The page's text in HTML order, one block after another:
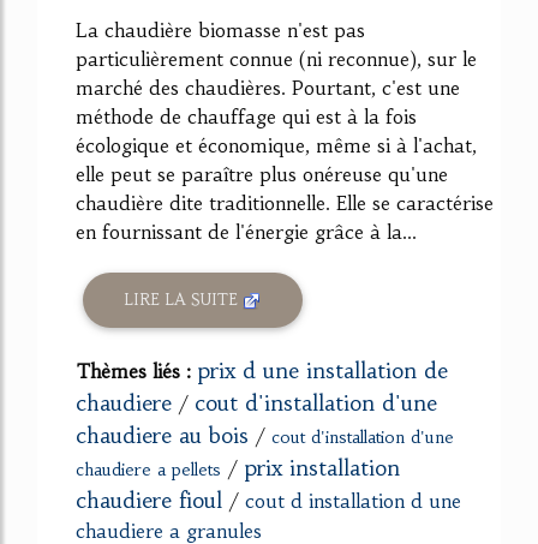
La chaudière biomasse n'est pas
particulièrement connue (ni reconnue), sur le
marché des chaudières. Pourtant, c'est une
méthode de chauffage qui est à la fois
écologique et économique, même si à l'achat,
elle peut se paraître plus onéreuse qu'une
chaudière dite traditionnelle. Elle se caractérise
en fournissant de l'énergie grâce à la...
LIRE LA SUITE
Thèmes liés : prix d une installation de
chaudiere / cout d'installation d'une
chaudiere au bois / cout d'installation d'une
chaudiere a pellets / prix installation
chaudiere fioul / cout d installation d une
chaudiere a granules